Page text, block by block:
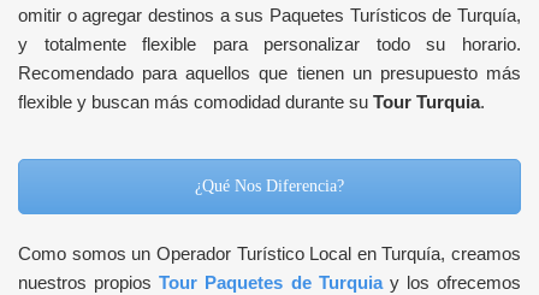
omitir o agregar destinos a sus Paquetes Turísticos de Turquía,
y totalmente flexible para personalizar todo su horario.
Recomendado para aquellos que tienen un presupuesto más
flexible y buscan más comodidad durante su Tour Turquia.
¿Qué Nos Diferencia?
Como somos un Operador Turístico Local en Turquía, creamos
nuestros propiosTour Paquetes de Turquiay los ofrecemos